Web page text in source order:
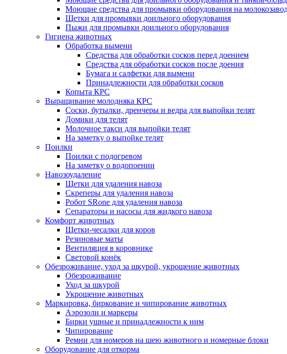
Моющие средства для промывки оборудования на
Щетки для промывки доильного оборудования
Пыжи для промывки доильного оборудования
Гигиена животных
Обработка вымени
Средства для обработки сосков перед доением
Средства для обработки сосков после доения
Бумага и салфетки для вымени
Принадлежности для обработки сосков
Копыта КРС
Выращивание молодняка КРС
Соски, бутылки, дренчеры и ведра для выпойки телят
Домики для телят
Молочное такси для выпойки телят
На заметку о выпойке телят
Поилки
Поилки с подогревом
На заметку о водопоении
Навозоудаление
Щетки для удаления навоза
Скреперы для удаления навоза
Робот SRone для удаления навоза
Сепараторы и насосы для жидкого навоза
Комфорт животных
Щетки-чесалки для коров
Резиновые маты
Вентиляция в коровнике
Световой конёк
Обезроживание, уход за шкурой, укрощение животных
Обезроживание
Уход за шкурой
Укрощение животных
Маркировка, биркование и чипирование животных
Аэрозоли и маркеры
Бирки ушные и принадлежности к ним
Чипирование
Ремни для номеров на шею животного и номерные блоки
Оборудование для откорма